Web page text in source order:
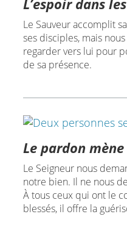
L’espoir dans
Le Sauveur accomplit
ses disciples, mais
regarder vers lui pour
de sa présence.
Le pardon
Le Seigneur nous
notre bien. Il ne nous
À tous ceux qui ont le
blessés, il offre la